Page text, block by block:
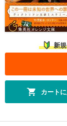
新
カート